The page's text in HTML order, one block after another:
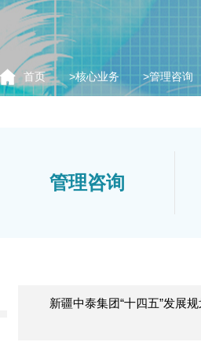
首页 >核心业务 >管理咨询
管理咨询
新疆中泰集团“十四五”发展规